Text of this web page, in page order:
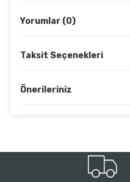
Yorumlar (0)
Taksit Seçenekleri
Önerileriniz